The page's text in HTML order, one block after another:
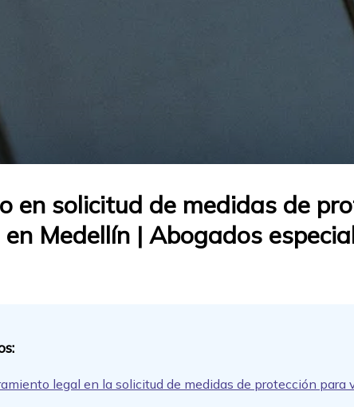
en solicitud de medidas de
Medellín | Abogados
legal en la solicitud de medidas de protección